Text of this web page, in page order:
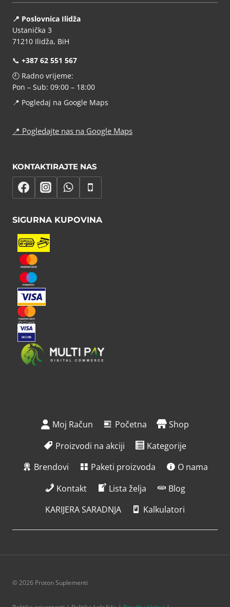
📍 Poslovnica Ilidža
Ustanička 3
71210 Ilidža, BiH
📞 +387 62 551 567
🕘 Radno vrijeme:
Pon – Sub: 09:00 – 18:00
📍 Pogledaj na Google Maps
📍 Pogledajte nas na Google Maps
KONTAKTIRAJTE NAS
SIGURNA KUPOVINA
Moj Račun Početna
Shop
Proizvodi na akciji
Kategorije
Brendovi
Paketi proizvoda
O nama
Kontakt
Lista želja
Blog
KARIJERA SARADNJA
Kalkulatori
© 2026 Proton Suplementi